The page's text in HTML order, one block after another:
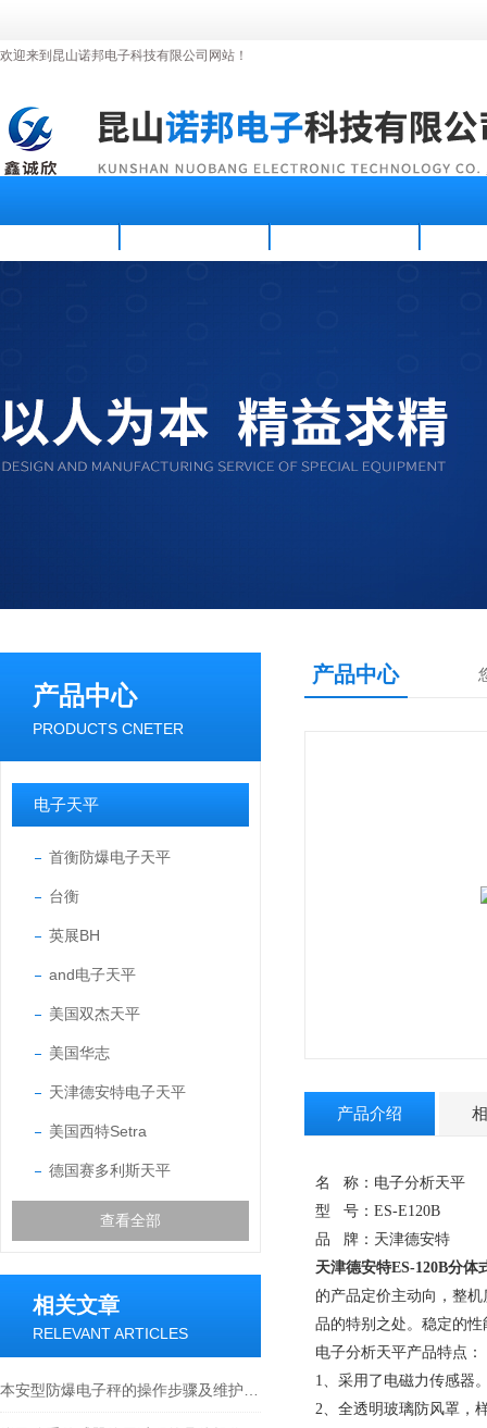
欢迎来到昆山诺邦电子科技有限公司网站！
产品中心
PRODUCTS CNETER
电子天平
首衡防爆电子天平
台衡
英展BH
and电子天平
美国双杰天平
美国华志
天津德安特电子天平
美国西特Setra
德国赛多利斯天平
查看全部
相关文章
RELEVANT ARTICLES
产品中心
产品介绍
名 称：电子分析天平
型 号：ES-E120B
品 牌：天津德安特
天津德安特ES-120B分体
的产品定价主动向，整
品的特别之处。稳定的
电子分析天平产品特点：
1、采用了电磁力传感器
2、全透明玻璃防风罩，